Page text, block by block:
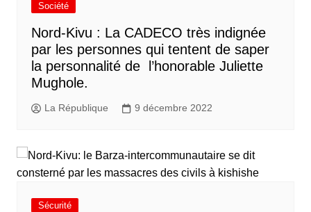
Société
Nord-Kivu : La CADECO très indignée
par les personnes qui tentent de saper
la personnalité de l’honorable Juliette
Mughole.
La République 9 décembre 2022
Sécurité